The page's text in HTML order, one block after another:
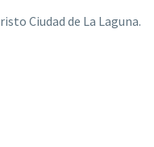
Ciudad de La Laguna.